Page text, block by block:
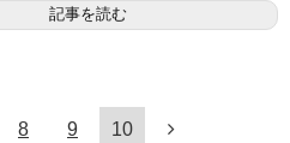
記事を読む
8 9 10